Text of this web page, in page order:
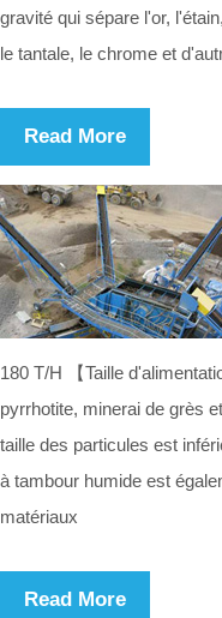
gravité qui sépare l'or,
le tantale, le chrome et
Read More
180 T/H 【Taille
pyrrhotite, minerai de grès
taille des particules est
à tambour humide est
matériaux
Read More